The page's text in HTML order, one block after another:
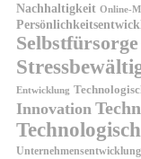
Nachhaltigkeit Online-
Selbstfürsorge
Entwicklung
Innovation
Unternehmensentwicklung